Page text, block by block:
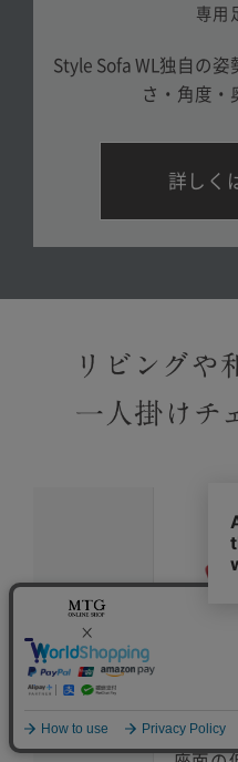
専用
Style Sofa WL独自の姿
さ・角度・
詳しく
商品名